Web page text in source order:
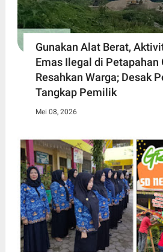
Gunakan Alat Berat,
Emas Ilegal di Petapahan
Resahkan Warga; Desak
Tangkap Pemilik
Mei 08, 2026